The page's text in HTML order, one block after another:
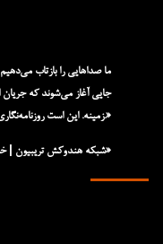
جایی آغاز می‌شوند که
زمینه. این است روزنامه‌نگاری از حاشیه‌ها.»
«شبکه هند‌و‌کش تریبیون | خبرهایی از حاشیه، داستان‌هایی از سرچشمه»